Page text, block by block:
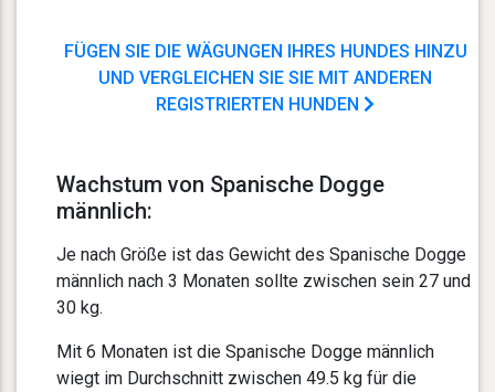
FÜGEN SIE DIE WÄGUNGEN IHRES HUNDES HINZU
UND VERGLEICHEN SIE SIE MIT ANDEREN
REGISTRIERTEN HUNDEN
Wachstum von Spanische Dogge
männlich:
Je nach Größe ist das Gewicht des Spanische Dogge
männlich nach 3 Monaten sollte zwischen sein 27 und
30 kg.
Mit 6 Monaten ist die Spanische Dogge männlich
wiegt im Durchschnitt zwischen 49.5 kg für die